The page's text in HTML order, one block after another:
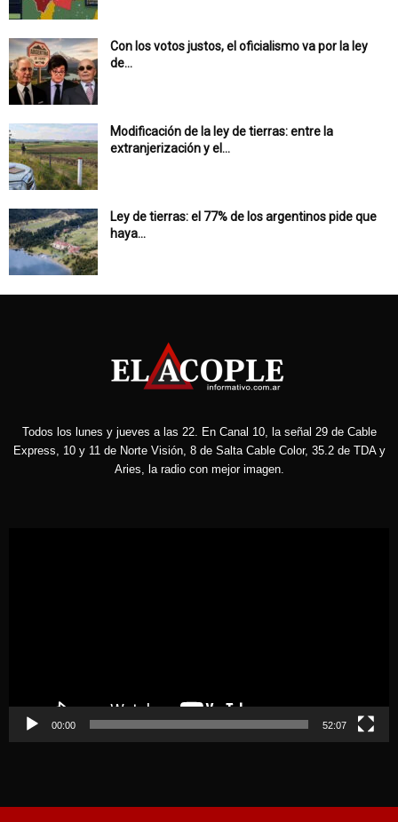
Con los votos justos, el oficialismo va por la ley
de...
Modificación de la ley de tierras: entre la
extranjerización y el...
Ley de tierras: el 77% de los argentinos pide que
haya...
Todos los lunes y jueves a las 22. En Canal 10, la señal 29 de Cable
Express, 10 y 11 de Norte Visión, 8 de Salta Cable Color, 35.2 de TDA y
Aries, la radio con mejor imagen.
00:00 52:07